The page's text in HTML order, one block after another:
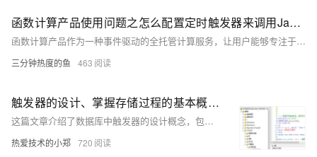
函数计算产品使用问题之怎么配置定时触发器来调用Java函数
函数计算产品作为一种事件驱动的全托管计算服务，让用户能够专注于业务逻辑的编写，而无需关心底层服务器的管理与运维。你可以有效地利用函数计算产品来支撑各类应用场景，从简单的数据处理到复杂的业务逻辑，实现快速、高效、低成本的云上部署与运维。以下是一些关于使用函数计算产品的合集和要点，帮助你更好地理解和应用这一服务。
三分钟热度的鱼 463
触发器的设计、掌握存储过程的基本概念和创建、执行、删除方法。掌握数据库备份的方法和数据库恢复的方法。
这篇文章介绍了数据库中触发器的设计概念，包括创建、修改、删除触发器的方法，并通过实验内容教授如何使用SQL命令创建DML触发器以及如何利用触发器实现数据的完整性和自动化处理。
热爱技术的小郑 720